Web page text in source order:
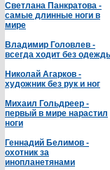
Светлана Панкратова -
самые длинные ноги в
мире
Владимир Головлев -
всегда ходит без
Николай Агарков -
художник без рук и ног
Михаил Гольдреер -
первый в мире нарастил
ноги
Геннадий Белимов -
охотник за
инопланетянами